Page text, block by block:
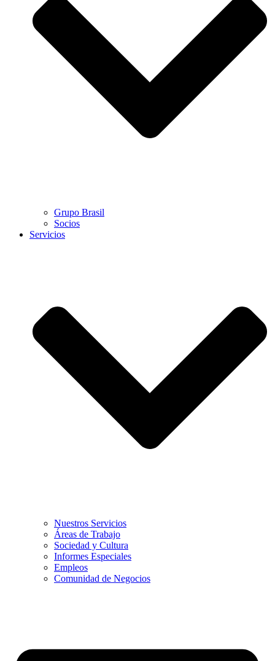
Grupo Brasil
Socios
Servicios
Nuestros Servicios
Áreas de Trabajo
Sociedad y Cultura
Informes Especiales
Empleos
Comunidad de Negocios